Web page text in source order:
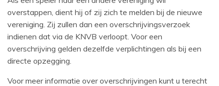
overstappen, dient hij of zij zich te melden bij de nieuwe
vereniging. Zij zullen dan een overschrijvingsverzoek
indienen dat via de KNVB verloopt. Voor een
overschrijving gelden dezelfde verplichtingen als bij een
directe opzegging.
Voor meer informatie over overschrijvingen kunt u terecht